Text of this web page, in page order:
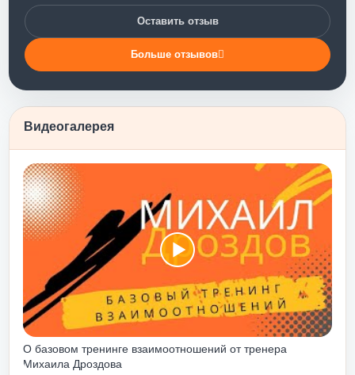
мощного
Тренинг
с
на то, что
научил
лукавства – и
и
объятия,
т.п. - - именно
Я бы
личностного
человека
тебе мягко
к понимаю
погрузишься
прожив
понимании
Оставить отзыв
Больше отзывов
Видеогалерея
О базовом тренинге взаимоотношений от тренера
Михаила Дроздова